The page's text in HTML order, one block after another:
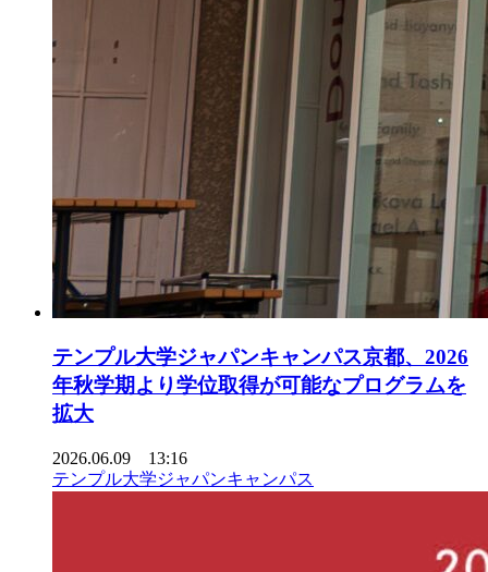
テンプル大学ジャパンキャンパス京都、2026
年秋学期より学位取得が可能なプログラムを
拡大
2026.06.09 13:16
テンプル大学ジャパンキャンパス